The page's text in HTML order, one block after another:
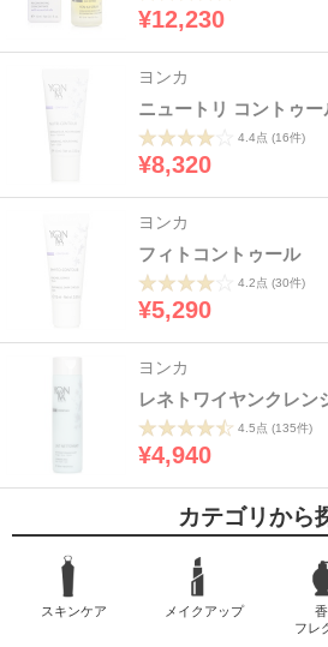
¥12,230
ヨンカ
ニュートリ コントゥー
4.4点 (16件)
¥8,320
ヨンカ
フィトコントゥール
4.2点 (30件)
¥5,290
ヨンカ
レネトワイヤンクレン
4.5点 (135件)
¥4,940
カテゴリから
スキンケア メイクアップ
フレ